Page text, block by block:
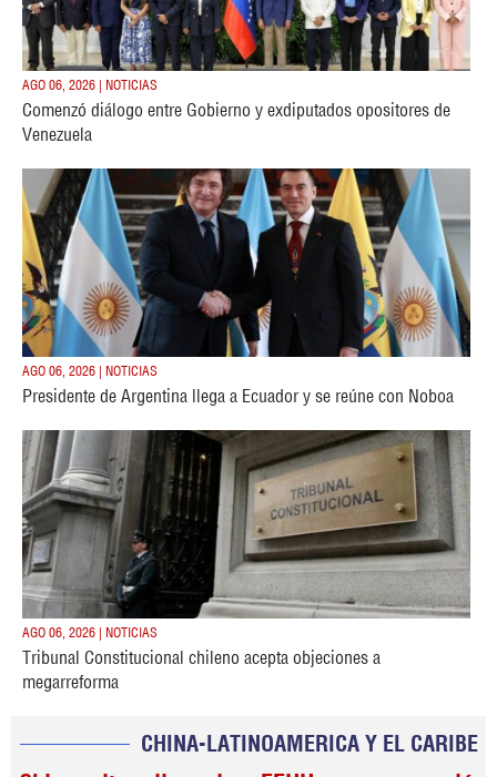
AGO 06, 2026 | NOTICIAS
Comenzó diálogo entre Gobierno y exdiputados opositores de
Venezuela
AGO 06, 2026 | NOTICIAS
Presidente de Argentina llega a Ecuador y se reúne con Noboa
AGO 06, 2026 | NOTICIAS
Tribunal Constitucional chileno acepta objeciones a
megarreforma
CHINA-LATINOAMERICA Y EL CARIBE